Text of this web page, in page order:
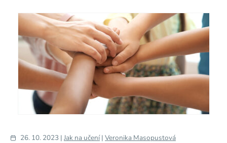
26. 10. 2023 | Jak na učení| Veronika Masopustová